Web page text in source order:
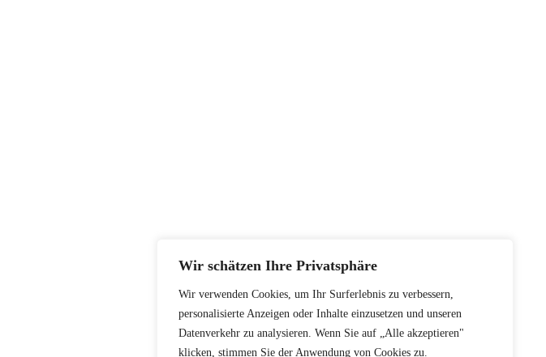
Wir schätzen Ihre Privatsphäre
Wir verwenden Cookies, um Ihr Surferlebnis zu verbessern,
personalisierte Anzeigen oder Inhalte einzusetzen und unseren
Datenverkehr zu analysieren. Wenn Sie auf „Alle akzeptieren"
klicken, stimmen Sie der Anwendung von Cookies zu.